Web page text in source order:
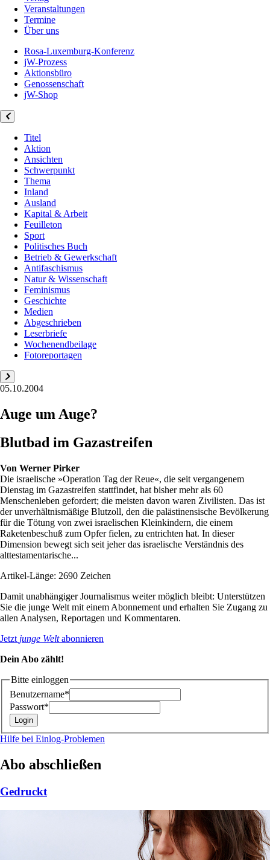
Veranstaltungen
Termine
Über uns
Rosa-Luxemburg-Konferenz
jW-Prozess
Aktionsbüro
Genossenschaft
jW-Shop
Titel
Aktion
Ansichten
Schwerpunkt
Thema
Inland
Ausland
Kapital & Arbeit
Feuilleton
Sport
Politisches Buch
Betrieb & Gewerkschaft
Antifaschismus
Natur & Wissenschaft
Feminismus
Geschichte
Medien
Abgeschrieben
Leserbriefe
Wochenendbeilage
Fotoreportagen
05.10.2004
Auge um Auge?
Blutbad im Gazastreifen
Von Werner Pirker
Die israelische »Operation Tag der Reue«, die seit vergangenem
Dienstag im Gazastreifen stattfindet, hat bisher mehr als 60
Menschenleben gefordert; die meisten davon waren Zivilisten. Das ist
der unverhältnismäßige Blutzoll, den die palästinensische Bevölkerung
für die Tötung von zwei israelischen Kleinkindern, die einem
Raketenbeschuß zum Opfer fielen, zu entrichten hat. In dieser
Dimension bewegt sich seit jeher das israelische Verständnis des
alttestamentarische...
Artikel-Länge: 2690 Zeichen
Damit unabhängiger Journalismus weiter möglich bleibt: Unterstützen
Sie die junge Welt mit einem Abonnement und erhalten Sie Zugang zu
allen Analysen, Reportagen und Kommentaren.
Jetzt junge Weltabonnieren
Dein Abo zählt!
Bitte einloggen
Benutzername*
Passwort*
Hilfe bei Einlog-Problemen
Abo abschließen
Gedruckt